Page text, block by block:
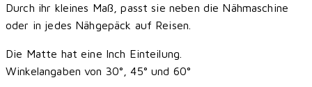
Durch ihr kleines Maß, passt sie neben die Nähmaschine
oder in jedes Nähgepäck auf Reisen.
Die Matte hat eine Inch Einteilung.
Winkelangaben von 30°, 45° und 60°